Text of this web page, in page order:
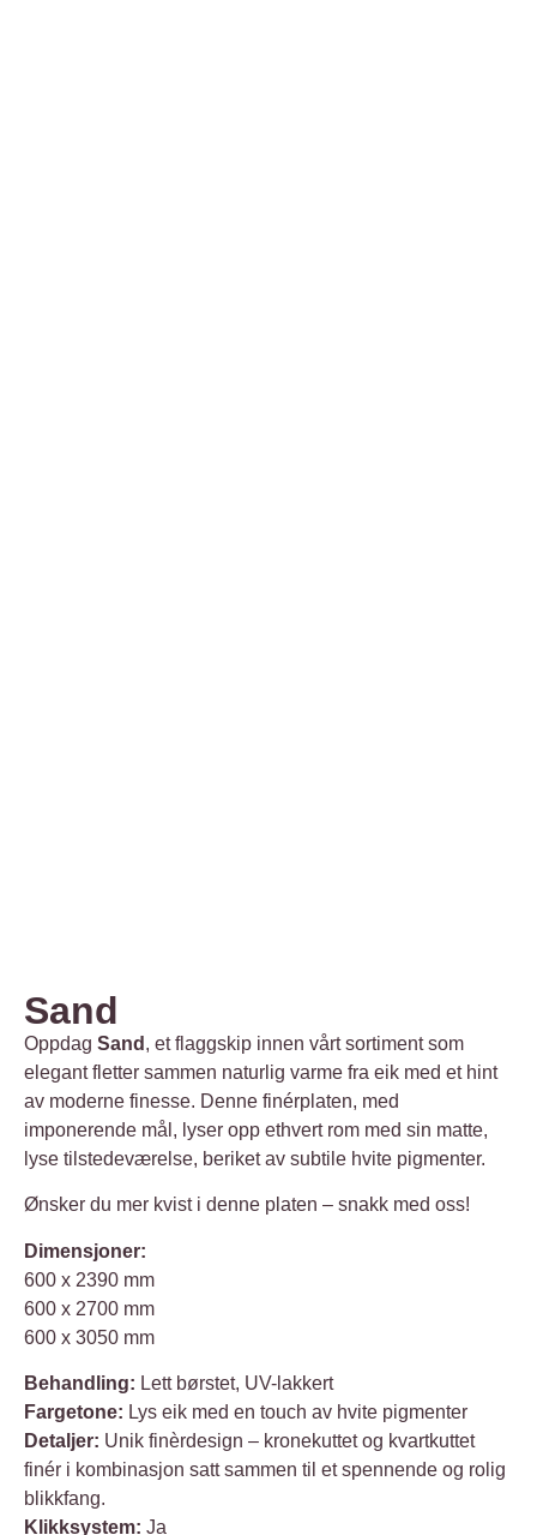
Sand
Oppdag Sand , et flaggskip innen vårt sortiment som
elegant fletter sammen naturlig varme fra eik med et hint
av moderne finesse. Denne finérplaten, med
imponerende mål, lyser opp ethvert rom med sin matte,
lyse tilstedeværelse, beriket av subtile hvite pigmenter.
Ønsker du mer kvist i denne platen – snakk med oss!
Dimensjoner:
600 x 2390 mm
600 x 2700 mm
600 x 3050 mm
Behandling: Lett børstet, UV-lakkert
Fargetone: Lys eik med en touch av hvite pigmenter
Detaljer: Unik finèrdesign – kronekuttet og kvartkuttet
finér i kombinasjon satt sammen til et spennende og rolig
blikkfang.
Klikksystem: Ja